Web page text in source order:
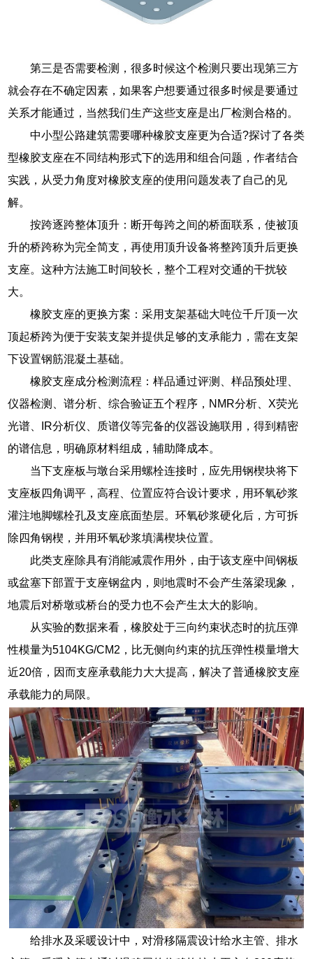
第三是否需要检测，很多时候这个检测只要出现第三方
就会存在不确定因素，如果客户想要通过很多时候是要通过
关系才能通过，当然我们生产这些支座是出厂检测合格的。
中小型公路建筑需要哪种橡胶支座更为合适?探讨了各类
型橡胶支座在不同结构形式下的选用和组合问题，作者结合
实践，从受力角度对橡胶支座的使用问题发表了自己的见
解。
按跨逐跨整体顶升：断开每跨之间的桥面联系，使被顶
升的桥跨称为完全简支，再使用顶升设备将整跨顶升后更换
支座。这种方法施工时间较长，整个工程对交通的干扰较
大。
橡胶支座的更换方案：采用支架基础大吨位千斤顶一次
顶起桥跨为便于安装支架并提供足够的支承能力，需在支架
下设置钢筋混凝土基础。
橡胶支座成分检测流程：样品通过评测、样品预处理、
仪器检测、谱分析、综合验证五个程序，NMR分析、X荧光
光谱、IR分析仪、质谱仪等完备的仪器设施联用，得到精密
的谱信息，明确原材料组成，辅助降成本。
当下支座板与墩台采用螺栓连接时，应先用钢楔块将下
支座板四角调平，高程、位置应符合设计要求，用环氧砂浆
灌注地脚螺栓孔及支座底面垫层。环氧砂浆硬化后，方可拆
除四角钢楔，并用环氧砂浆填满楔块位置。
此类支座除具有消能减震作用外，由于该支座中间钢板
或盆塞下部置于支座钢盆内，则地震时不会产生落梁现象，
地震后对桥墩或桥台的受力也不会产生太大的影响。
从实验的数据来看，橡胶处于三向约束状态时的抗压弹
性模量为5104KG/CM2，比无侧向约束的抗压弹性模量增大
近20倍，因而支座承载能力大大提高，解决了普通橡胶支座
承载能力的局限。
给排水及采暖设计中，对滑移隔震设计给水主管、排水